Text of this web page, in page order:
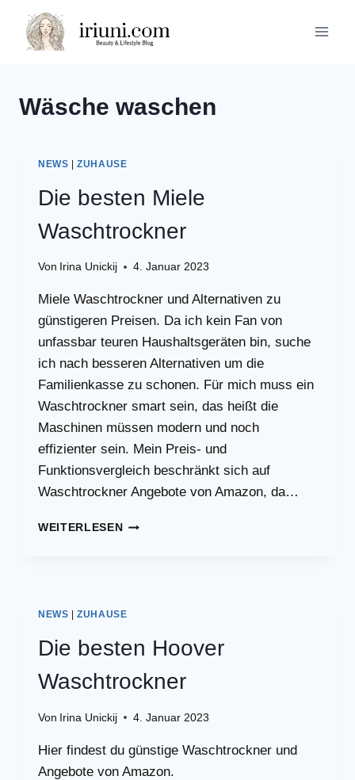
Inhalt
springen
Wäsche waschen
NEWS |ZUHAUSE
Die besten Miele
Waschtrockner
Von Irina Unickij 4. Januar 2023
Miele Waschtrockner und Alternativen zu
günstigeren Preisen. Da ich kein Fan von
unfassbar teuren Haushaltsgeräten bin, suche
ich nach besseren Alternativen um die
Familienkasse zu schonen. Für mich muss ein
Waschtrockner smart sein, das heißt die
Maschinen müssen modern und noch
effizienter sein. Mein Preis- und
Funktionsvergleich beschränkt sich auf
Waschtrockner Angebote von Amazon, da…
WEITERLESENDIE
NEWS |ZUHAUSE
Die besten Hoover
Waschtrockner
Von Irina Unickij 4. Januar 2023
Hier findest du günstige Waschtrockner und
Angebote von Amazon.